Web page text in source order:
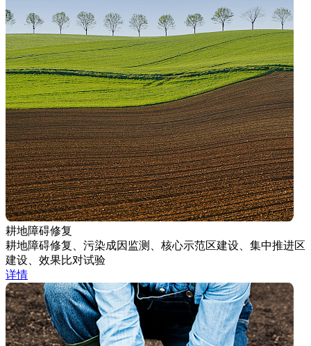
耕地障碍修复
耕地障碍修复、污染成因监测、核心示范区建设、集中推进区
建设、效果比对试验
详情